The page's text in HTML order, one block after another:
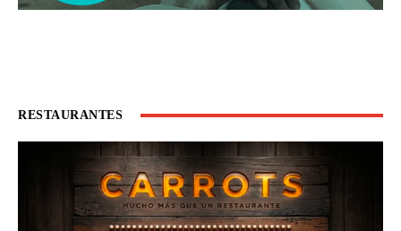
RESTAURANTES